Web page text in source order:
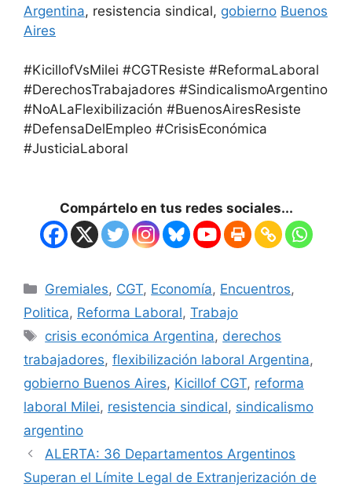
Argentina, resistencia sindical, gobierno Buenos
Aires
#KicillofVsMilei #CGTResiste #ReformaLaboral
#DerechosTrabajadores #SindicalismoArgentino
#NoALaFlexibilización #BuenosAiresResiste
#DefensaDelEmpleo #CrisisEconómica
#JusticiaLaboral
Compártelo en tus redes sociales...
Gremiales, CGT, Economía, Encuentros,
Politica, Reforma Laboral, Trabajo
crisis económica Argentina, derechos
trabajadores, flexibilización laboral Argentina,
gobierno Buenos Aires, Kicillof CGT, reforma
laboral Milei, resistencia sindical, sindicalismo
argentino
ALERTA: 36 Departamentos Argentinos
Superan el Límite Legal de Extranjerización de